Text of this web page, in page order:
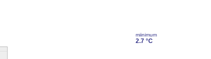
miinimum
2.7 °C